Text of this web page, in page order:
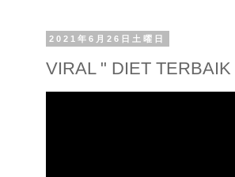
2021年6月26日土曜日
VIRAL " DIET